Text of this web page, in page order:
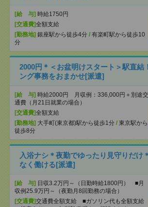
[給 与] 時給1750円
[交通費]全額支給
[勤務地] 銀座駅から徒歩4分 / 有楽町駅から徒歩10
分
2000円＊＜お盆明けスタート＞駅直結
ング事務をおまかせ[派遣]
[給 与] 時給2000円 月収例：336,000円＋別途交
通費（月21日就業の場合）
[交通費]全額支給
[勤務地] 大手町(東京都)駅から徒歩1分 / 東京駅から
徒歩8分
入浴ナシ＊夜勤でゆったり見守りだけ
なく働ける[派遣]
[給 与] 日収3.2万円～（日勤時給1800円） ■月
収例25.9万円～（夜勤月8回勤務の場合）
[交通費]交通費全額支給 ■ガソリン代も全額支給